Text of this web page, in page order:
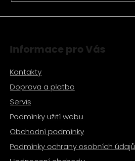
ý
p
Informace pro Vás
Kontakty
Doprava a platba
Servis
Podmínky užití webu
Obchodní podmínky
Podmínky ochrany osobních údajů